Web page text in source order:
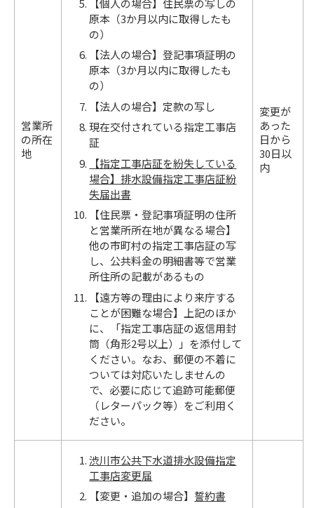
営業所
の所在
地
原本（3か月以内に取得したも
の）
【法人の場合】登記事項証明の
原本（3か月以内に取得したも
の）
【法人の場合】定款の写し
現在交付されている指定工事店
証
【指定工事店証を紛失している
場合】排水設備指定工事店証紛
失届出書
【住民票・登記事項証明の住所
と営業所所在地が異なる場合】
他の市町村の指定工事店証の写
し、公共料金の明細書等で営業
所住所の記載があるもの
【遠方等の理由により来庁する
ことが困難な場合】上記のほか
に、「指定工事店証の返信用封
筒（角形2号以上）」を添付して
ください。なお、郵便の不着に
ついては対応いたしませんの
で、必要に応じて追跡可能郵便
（レターパック等）をご利用く
ださい。
変更が
あった
日から
30日以
内
渋川市公共下水道排水設備指定
工事店変更届
【変更・追加の場合】 誓約書